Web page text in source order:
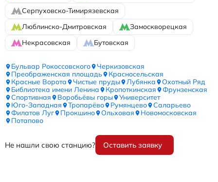
Серпуховско-Тимирязевская
Люблинско-Дмитровская
Замоскворецкая
Некрасовская
Бутовская
Бульвар Рокоссовского
Черкизовская
Преображенская площадь
Красносельская
Красные Ворота
Чистые пруды Лубянка
Охотный Ряд
Библиотека имени Ленина
Кропоткинская
Фрунзенская
Спортивная
Воробьёвы горы
Университет
Юго-Западная
Тропарёво Румянцево
Саларьево
Филатов Луг
Прокшино Ольховая
Новомосковская
Потапово
Не нашли свою станцию? Оставить заявку